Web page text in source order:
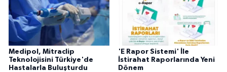
Medipol, Mitraclip
Teknolojisini Türkiye'de
Hastalarla Buluşturdu
'E Rapor Sistemi' İle
İstirahat Raporlarında Yeni
Dönem